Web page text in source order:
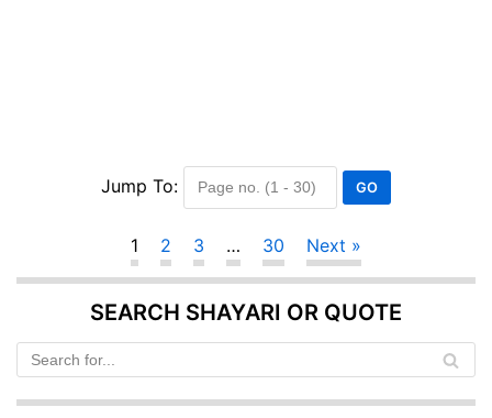
Jump To:
1 2 3 … 30 Next »
SEARCH SHAYARI OR QUOTE